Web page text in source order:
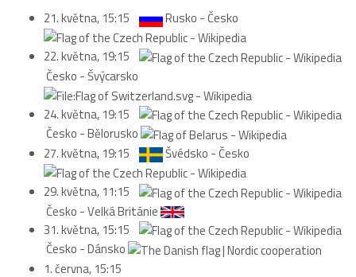
21. května, 15:15 Rusko - Česko
22. května, 19:15
Česko - Švýcarsko
24. května, 19:15
Česko - Bělorusko
27. května, 19:15
Švédsko - Česko
29. května, 11:15
Česko - Velká Británie
31. května, 15:15
Česko - Dánsko
1. června, 15:15